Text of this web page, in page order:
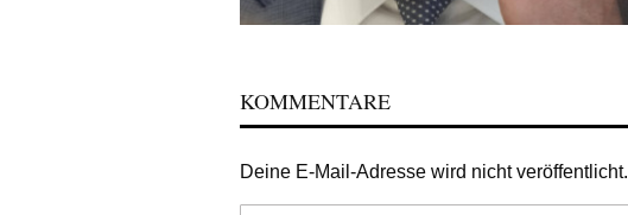
KOMMENTARE
Deine E-Mail-Adresse wird nicht veröffentlicht.